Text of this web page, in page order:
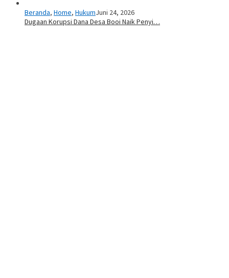
Beranda, Home, HukumJuni 24, 2026
Dugaan Korupsi Dana Desa Booi Naik Penyi…